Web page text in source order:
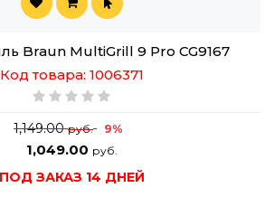
Braun MultiGrill 9 Pro CG9167
Код товара: 1006371
1,149.00руб. 9%
1,049.00 руб.
ПОД ЗАКАЗ 14 ДНЕЙ